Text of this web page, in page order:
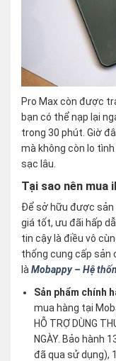
Pro Max còn được
bạn có thể nạp lại
trong 30 phút. Giờ
mà không còn lo
sạc lâu.
Tại sao nên mua
Để sở hữu được sản
giá tốt, ưu đãi hấp
tin cậy là điều vô
thống cung cấp sản
là Mobappy – Hệ
Sản phẩm chính
mua hàng tại
HỖ TRỢ DÙNG
NGÀY. Bảo hành
đã qua sử dụng),